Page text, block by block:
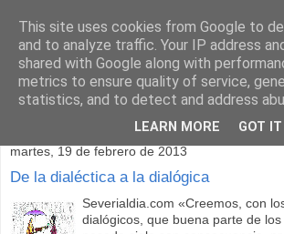
martes, 19 de febrero de 2013
De la dialéctica a la dialógica
Severialdia.com «Creemos, con
dialógicos, que buena parte de
This site uses cookies from Google to
and to analyze traffic. Your IP address
shared with Google along with
metrics to ensure quality of service,
statistics, and to detect and address
LEARN MORE GOT IT